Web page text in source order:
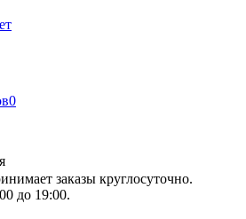
0
заказы круглосуточно.
до 19:00.